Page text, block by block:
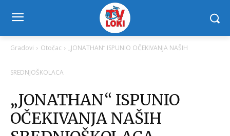
Gradovi Otočac „JONATHAN“ ISPUNIO OČEKIVANJA NAŠIH
SREDNJOŠKOLACA
„JONATHAN“ ISPUNIO
OČEKIVANJA NAŠIH